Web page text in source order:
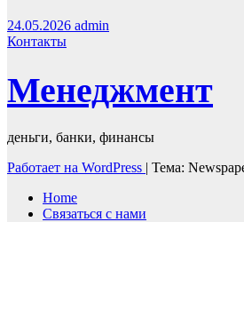
24.05.2026 admin
Контакты
Менеджмент
деньги, банки, финансы
Работает на WordPress | Тема:
Home
Связаться с нами